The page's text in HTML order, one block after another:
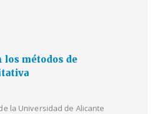
métodos de
la Universidad de Alicante